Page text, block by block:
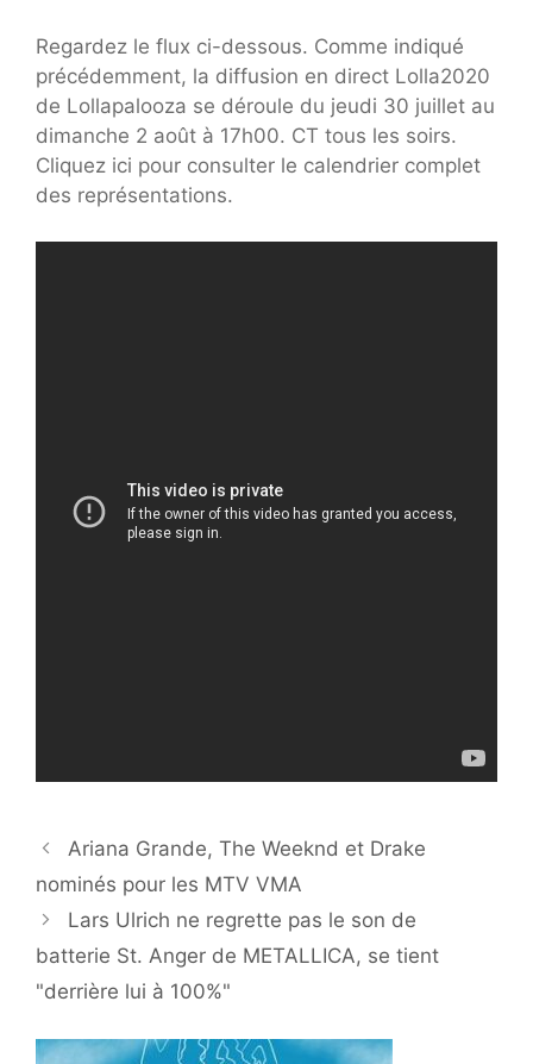
Regardez le flux ci-dessous. Comme indiqué
précédemment, la diffusion en direct Lolla2020
de Lollapalooza se déroule du jeudi 30 juillet au
dimanche 2 août à 17h00. CT tous les soirs.
Cliquez ici pour consulter le calendrier complet
des représentations.
Ariana Grande, The Weeknd et Drake
nominés pour les MTV VMA
Lars Ulrich ne regrette pas le son de
batterie St. Anger de METALLICA, se tient
"derrière lui à 100%"